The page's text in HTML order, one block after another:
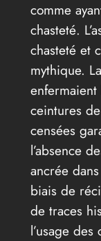
comme
chasteté.
chasteté et
mythique.
ceintures
censées
l’absence
ancrée
biais de
de traces
l’usage